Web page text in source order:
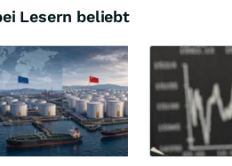
Lesern beliebt